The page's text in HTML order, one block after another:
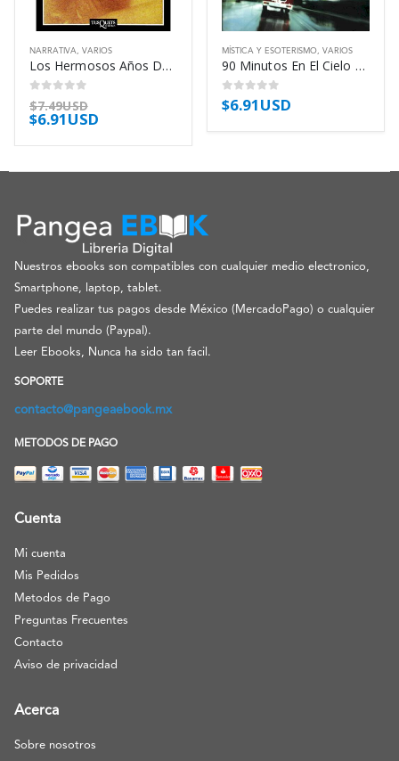
NARRATIVA, VARIOS
Los Hermosos Años Del Castigo – Jaeggy Fleur
0out of 5
$7.49USD
$6.91USD
MÍSTICA Y ESOTERISMO, VARIOS
90 Minutos En El Cielo – Piper Don
0out of 5
$6.91USD
Nuestros ebooks son compatibles con cualquier medio electronico,
Smartphone, laptop, tablet.
Puedes realizar tus pagos desde México (MercadoPago) o cualquier
parte del mundo (Paypal).
Leer Ebooks, Nunca ha sido tan facil.
SOPORTE
contacto@pangeaebook.mx
METODOS DE PAGO
Cuenta
Mi cuenta
Mis Pedidos
Metodos de Pago
Preguntas Frecuentes
Contacto
Aviso de privacidad
Acerca
Sobre nosotros